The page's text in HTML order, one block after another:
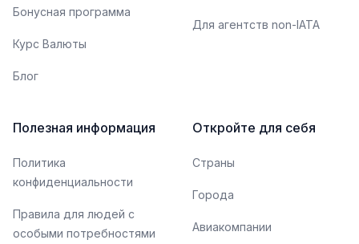
Бонусная программа
Курс Валюты
Блог
Для агентств non-IATA
Полезная информация
Политика
конфиденциальности
Правила для людей с
особыми потребностями
Откройте для себя
Страны
Города
Авиакомпании